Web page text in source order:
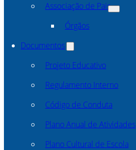
Associação de Pais
Órgãos
Documentos
Projeto Educativo
Regulamento Interno
Código de Conduta
Plano Anual de Atividades
Plano Cultural de Escola